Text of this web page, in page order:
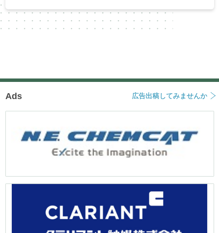
Ads 広告出稿してみませんか